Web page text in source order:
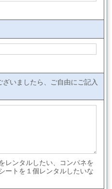
いましたら、ご自由にご記入
レンタルしたい、コンパネを
ートを１個レンタルしたいな